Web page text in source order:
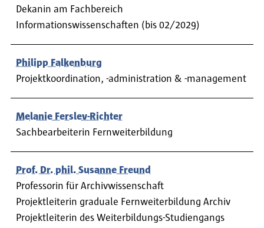
Dekanin am Fachbereich
Informationswissenschaften (bis 02/2029)
Philipp Falkenburg
Projektkoordination, -administration & -management
Melanie Ferslev-Richter
Sachbearbeiterin Fernweiterbildung
Prof. Dr. phil. Susanne Freund
Professorin für Archivwissenschaft
Projektleiterin graduale Fernweiterbildung Archiv
Projektleiterin des Weiterbildungs-Studiengangs